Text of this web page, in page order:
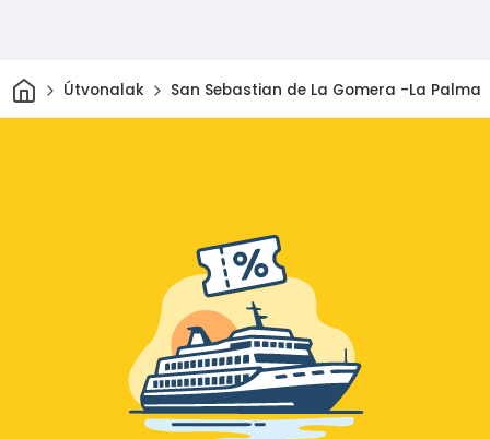
Otthon
Útvonalak San Sebastian de La Gomera -La Palma